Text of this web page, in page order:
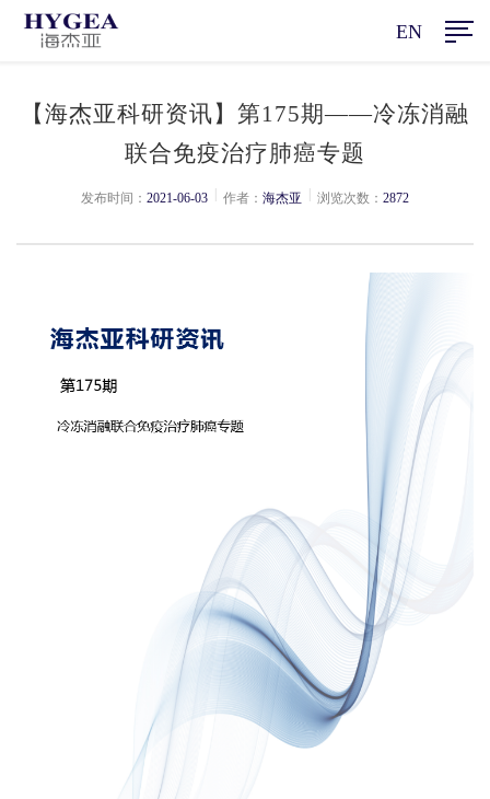
EN
【海杰亚科研资讯】第175期——冷冻消融
联合免疫治疗肺癌专题
发布时间： 2021-06-03 作者： 海杰亚 浏览次数： 2872